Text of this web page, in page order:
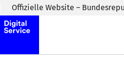
Zum Inhaltsbereich wechseln
Offizielle Website –